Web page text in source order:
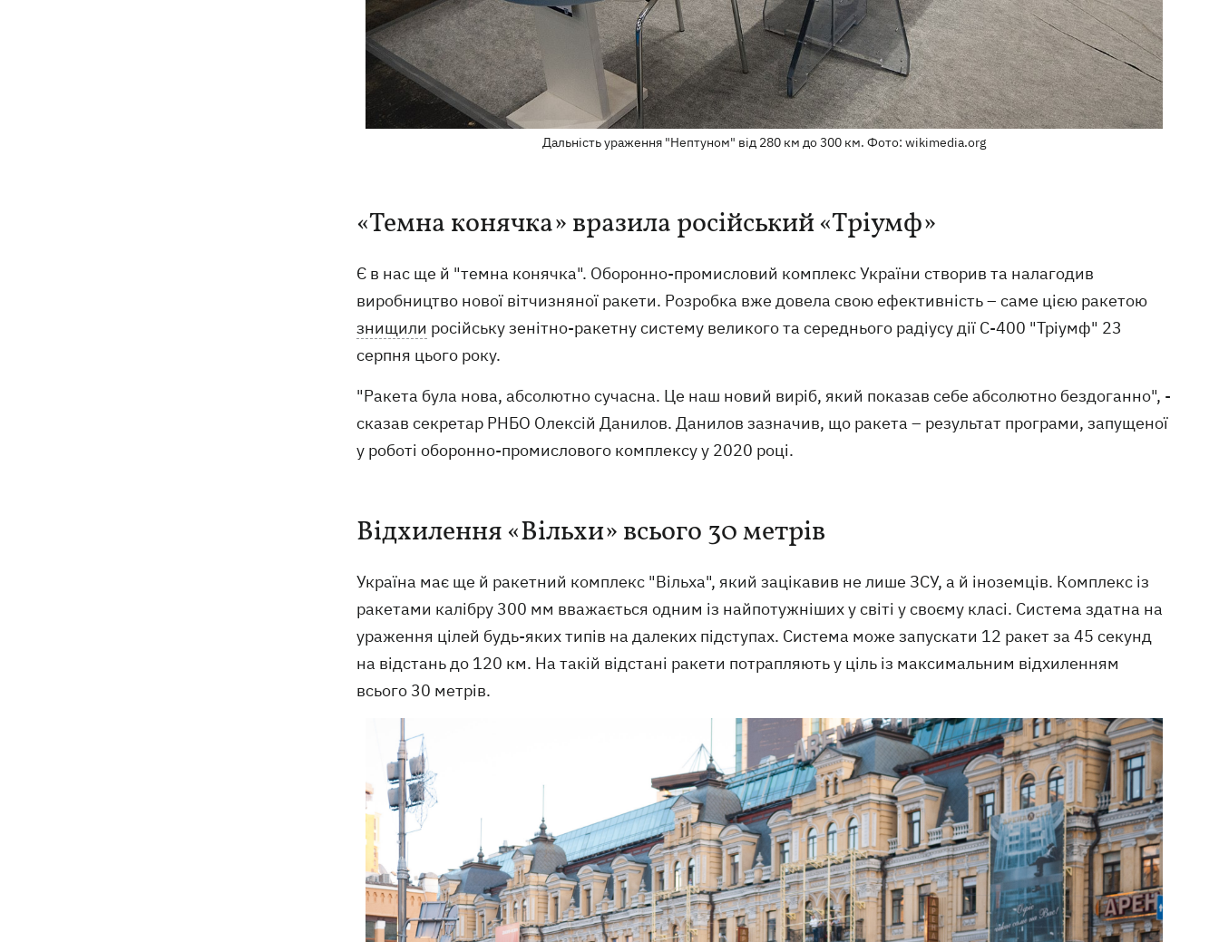
Дальність ураження "Нептуном" від 280 км до 300 км. Фото: wikimedia.org
«Темна конячка» вразила російський «Тріумф»
Є в нас ще й "темна конячка". Оборонно-промисловий комплекс України створив та налагодив
виробництво нової вітчизняної ракети. Розробка вже довела свою ефективність – саме цією ракетою
знищили російську зенітно-ракетну систему великого та середнього радіусу дії С-400 "Тріумф" 23
серпня цього року.
"Ракета була нова, абсолютно сучасна. Це наш новий виріб, який показав себе абсолютно бездоганно", -
сказав секретар РНБО Олексій Данилов. Данилов зазначив, що ракета – результат програми, запущеної
у роботі оборонно-промислового комплексу у 2020 році.
Відхилення «Вільхи» всього 30 метрів
Україна має ще й ракетний комплекс "Вільха", який зацікавив не лише ЗСУ, а й іноземців. Комплекс із
ракетами калібру 300 мм вважається одним із найпотужніших у світі у своєму класі. Система здатна на
ураження цілей будь-яких типів на далеких підступах. Система може запускати 12 ракет за 45 секунд
на відстань до 120 км. На такій відстані ракети потрапляють у ціль із максимальним відхиленням
всього 30 метрів.